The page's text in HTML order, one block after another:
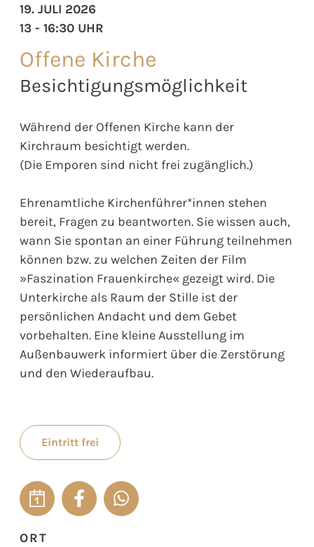
Offene Kirche
Besichtigungsmöglichkeit
Während der Offenen Kirche kann der
Kirchraum besichtigt werden.
(Die Emporen sind nicht frei zugänglich.)
Ehrenamtliche Kirchenführer*innen stehen
bereit, Fragen zu beantworten. Sie wissen auch,
wann Sie spontan an einer Führung teilnehmen
können bzw. zu welchen Zeiten der Film
»Faszination Frauenkirche« gezeigt wird. Die
Unterkirche als Raum der Stille ist der
persönlichen Andacht und dem Gebet
vorbehalten. Eine kleine Ausstellung im
Außenbauwerk informiert über die Zerstörung
und den Wiederaufbau.
Eintritt frei
19. JULI 2026
13 - 16:30 UHR
ORT